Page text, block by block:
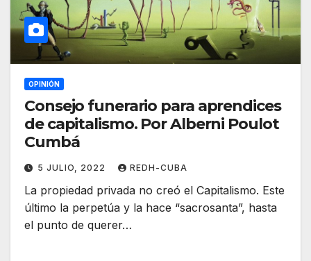
OPINIÓN
Consejo funerario para aprendices
de capitalismo. Por Alberni Poulot
Cumbá
5 JULIO, 2022 REDH-CUBA
La propiedad privada no creó el Capitalismo. Este
último la perpetúa y la hace “sacrosanta”, hasta
el punto de querer…